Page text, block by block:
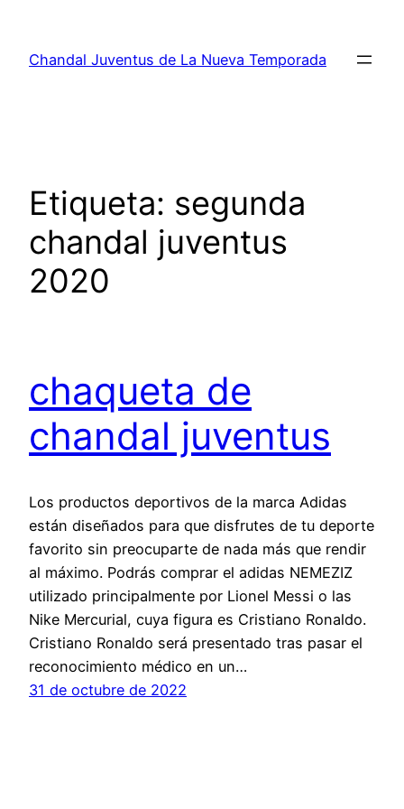
contenido
Chandal Juventus de La Nueva Temporada
Etiqueta: segunda
chandal juventus
2020
chaqueta de
chandal juventus
Los productos deportivos de la marca Adidas
están diseñados para que disfrutes de tu deporte
favorito sin preocuparte de nada más que rendir
al máximo. Podrás comprar el adidas NEMEZIZ
utilizado principalmente por Lionel Messi o las
Nike Mercurial, cuya figura es Cristiano Ronaldo.
Cristiano Ronaldo será presentado tras pasar el
reconocimiento médico en un…
31 de octubre de 2022